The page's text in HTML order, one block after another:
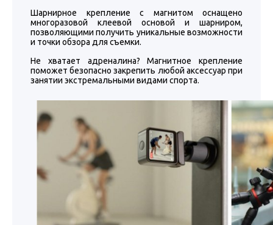
Шарнирное крепление с магнитом оснащено
многоразовой клеевой основой и шарниром,
позволяющими получить уникальные возможности
и точки обзора для съемки.
Не хватает адреналина? Магнитное крепление
поможет безопасно закрепить любой аксессуар при
занятии экстремальными видами спорта.